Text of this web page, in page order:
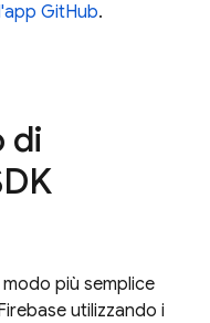
GitHub.
di
più semplice
utilizzando i